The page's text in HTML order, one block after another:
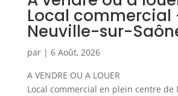
Local commercial
Neuville-sur-
par | 6 Août, 2026
A VENDRE OU A LOUER
Local commercial en plein centre de